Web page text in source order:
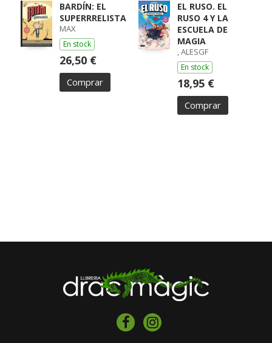
BARDÍN: EL
SUPERRRELISTA
MAX
En stock
26,50 €
Comprar
EL RUSO. EL
RUSO 4 Y LA
ESCUELA DE
MAGIA
, ALESGF
En stock
18,95 €
Comprar